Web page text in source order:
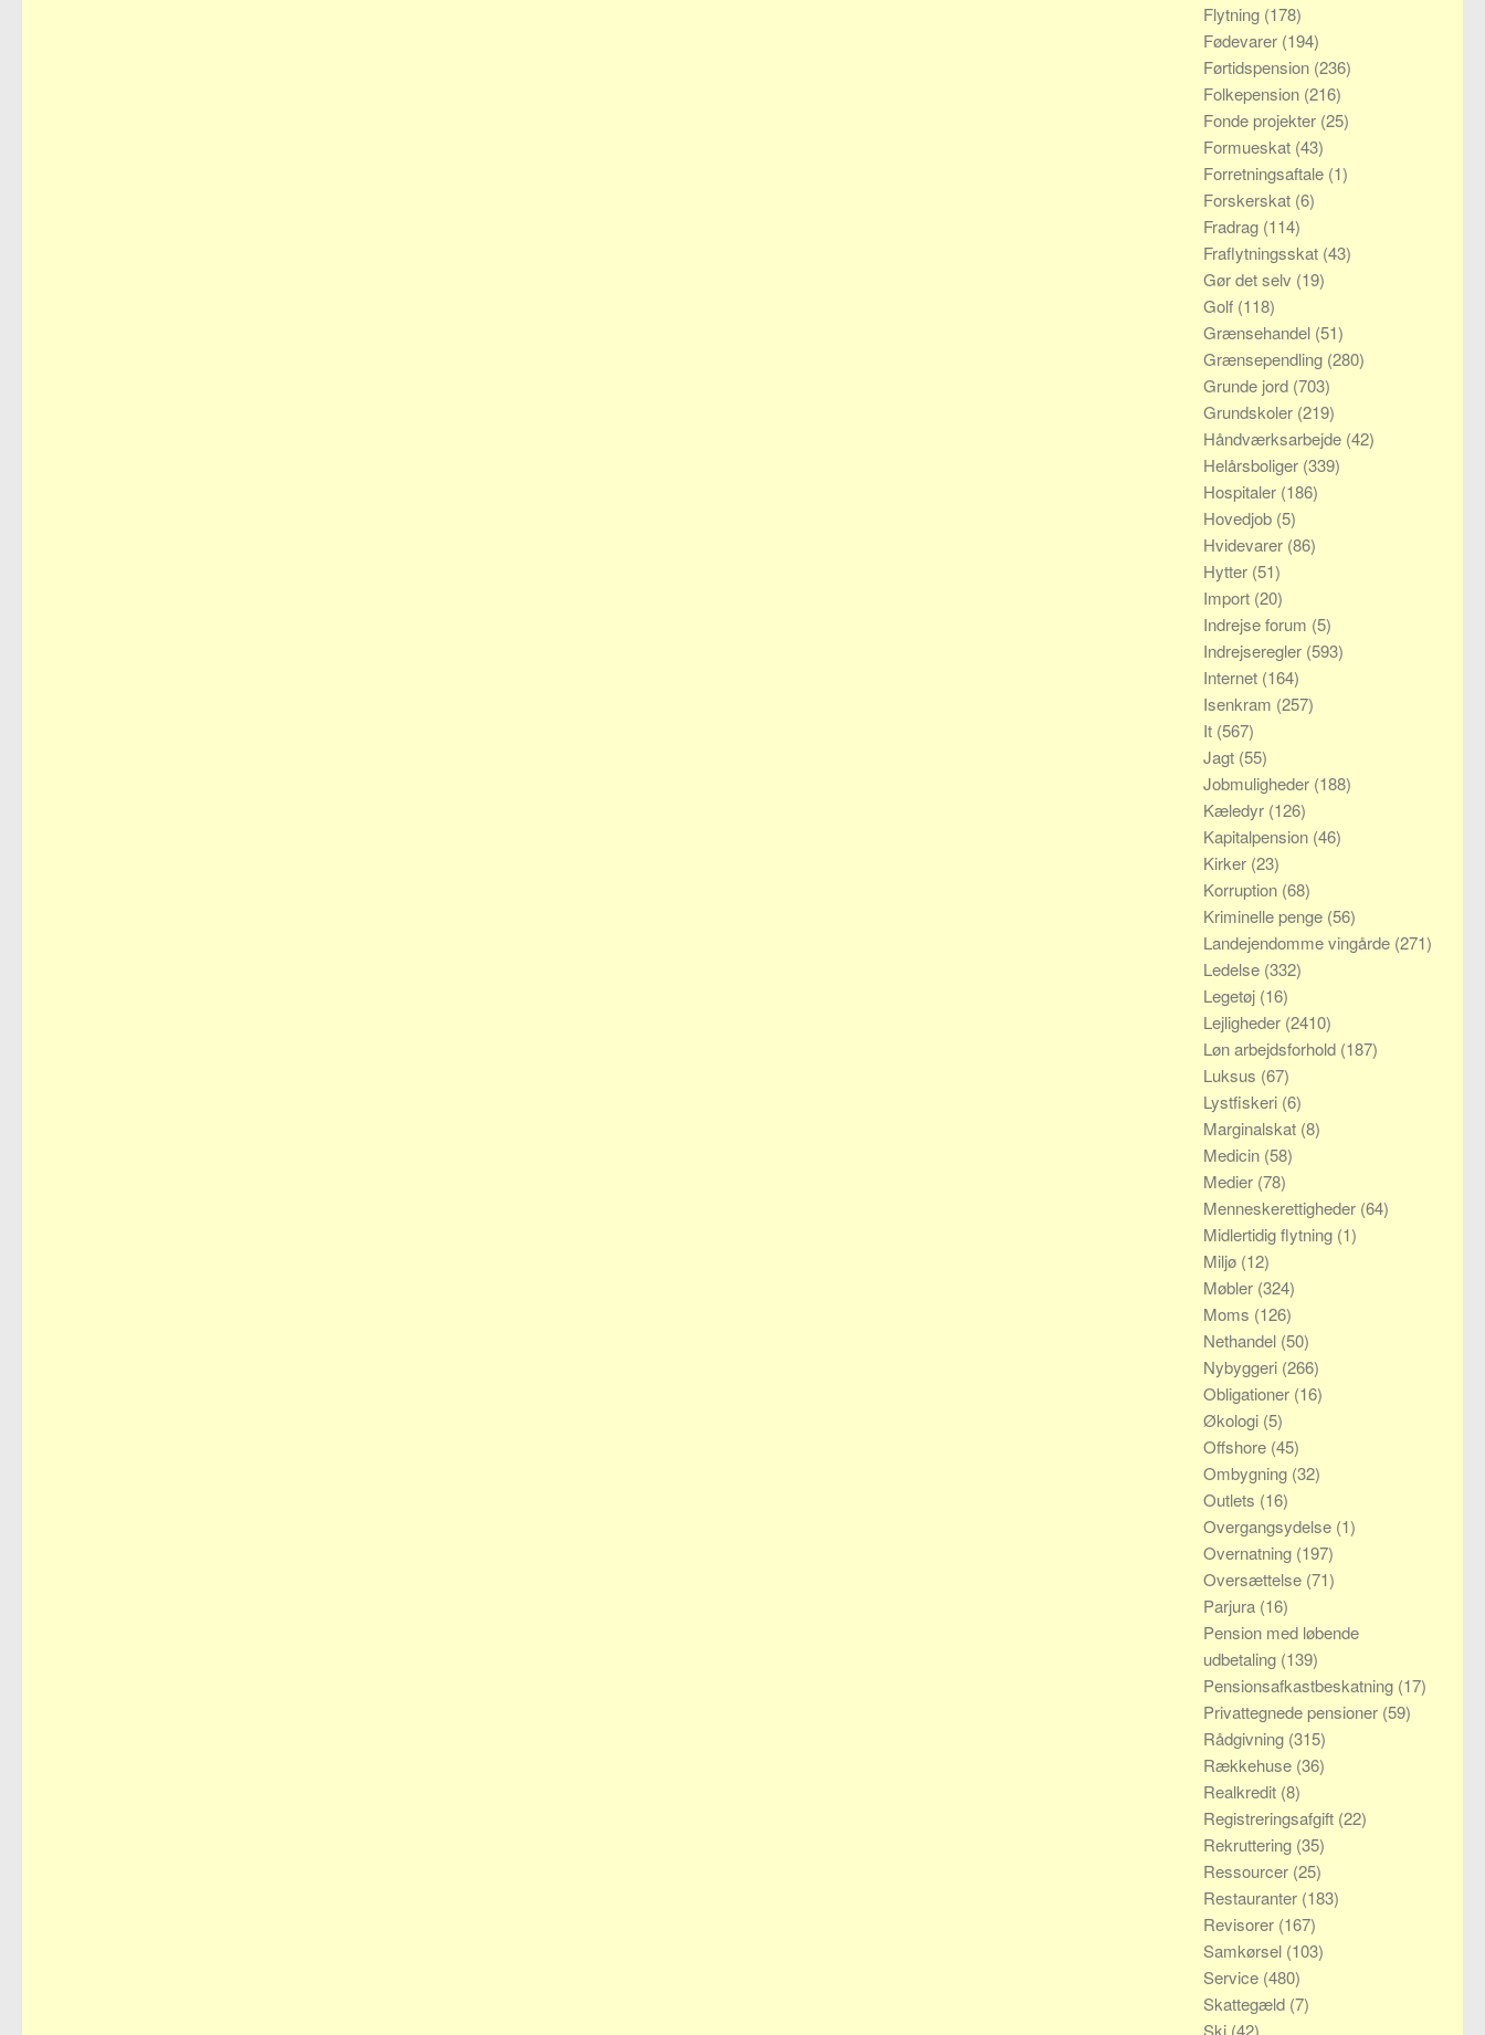
Flytning (178)
Fødevarer (194)
Førtidspension (236)
Folkepension (216)
Fonde projekter (25)
Formueskat (43)
Forretningsaftale (1)
Forskerskat (6)
Fradrag (114)
Fraflytningsskat (43)
Gør det selv (19)
Golf (118)
Grænsehandel (51)
Grænsependling (280)
Grunde jord (703)
Grundskoler (219)
Håndværksarbejde (42)
Helårsboliger (339)
Hospitaler (186)
Hovedjob (5)
Hvidevarer (86)
Hytter (51)
Import (20)
Indrejse forum (5)
Indrejseregler (593)
Internet (164)
Isenkram (257)
It (567)
Jagt (55)
Jobmuligheder (188)
Kæledyr (126)
Kapitalpension (46)
Kirker (23)
Korruption (68)
Kriminelle penge (56)
Landejendomme vingårde (271)
Ledelse (332)
Legetøj (16)
Lejligheder (2410)
Løn arbejdsforhold (187)
Luksus (67)
Lystfiskeri (6)
Marginalskat (8)
Medicin (58)
Medier (78)
Menneskerettigheder (64)
Midlertidig flytning (1)
Miljø (12)
Møbler (324)
Moms (126)
Nethandel (50)
Nybyggeri (266)
Obligationer (16)
Økologi (5)
Offshore (45)
Ombygning (32)
Outlets (16)
Overgangsydelse (1)
Overnatning (197)
Oversættelse (71)
Parjura (16)
Pension med løbende
udbetaling (139)
Pensionsafkastbeskatning (17)
Privattegnede pensioner (59)
Rådgivning (315)
Rækkehuse (36)
Realkredit (8)
Registreringsafgift (22)
Rekruttering (35)
Ressourcer (25)
Restauranter (183)
Revisorer (167)
Samkørsel (103)
Service (480)
Skattegæld (7)
Ski (42)